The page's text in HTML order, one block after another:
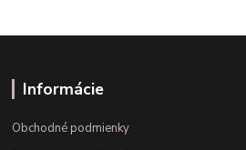
Informácie
Obchodné podmienky